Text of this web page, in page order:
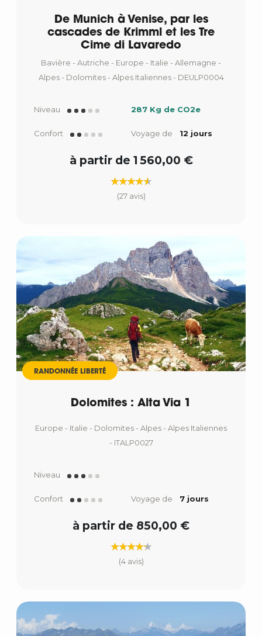
De Munich à Venise, par les
cascades de Krimml et les Tre
Cime di Lavaredo
Bavière - Autriche - Europe - Italie - Allemagne -
Alpes - Dolomites - Alpes Italiennes - DEULP0004
Niveau 287 Kg de CO2e
Confort Voyage de 12 jours
à partir de 1 560,00 €
(27 avis)
RANDONNÉE LIBERTÉ
Dolomites : Alta Via 1
Europe - Italie - Dolomites - Alpes - Alpes Italiennes
- ITALP0027
Niveau
Confort Voyage de 7 jours
à partir de 850,00 €
(4 avis)